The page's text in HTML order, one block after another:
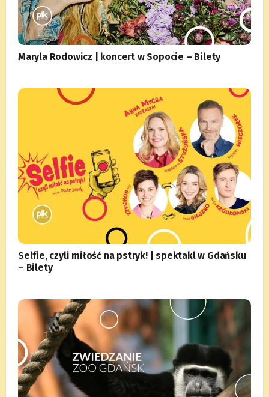
Maryla Rodowicz | koncert w Sopocie – Bilety
Selfie, czyli miłość na pstryk! | spektakl w Gdańsku
– Bilety